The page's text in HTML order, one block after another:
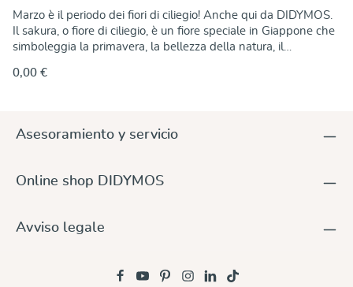
Marzo è il periodo dei fiori di ciliegio! Anche qui da DIDYMOS.
Il sakura, o fiore di ciliegio, è un fiore speciale in Giappone che
simboleggia la primavera, la bellezza della natura, il
marzo nel calendario lunare giapponese ed è anche un nome
bello come il fiore di ciliegio. In questo tessuto, il delicato
su cotone bianco e risplende meravigliosamente al sole
primaverile. La seta grezza rende l'aspetto di questo tessuto
a filati elaborati. La fascia ad anelli è l'alternativa per portare
velocemente il bambino sul fianco durante i brevi tragitti. Il
bambini che iniziano a camminare e vogliono salire e scendere
spesso dal supporto. Un tessuto leggero e arioso, ma al
0,00 €
Asesoramiento y servicio
Online shop DIDYMOS
Avviso legale